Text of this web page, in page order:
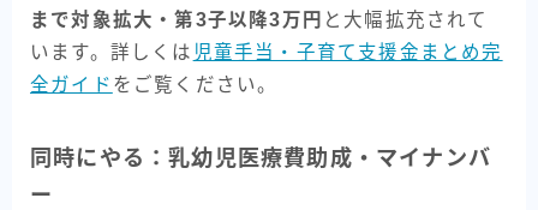
まで対象拡大・第3子以降3万円 と大幅拡充されて
います。詳しくは 児童手当・子育て支援金まとめ完
全ガイド をご覧ください。
同時にやる：乳幼児医療費助成・マイナンバ
ー